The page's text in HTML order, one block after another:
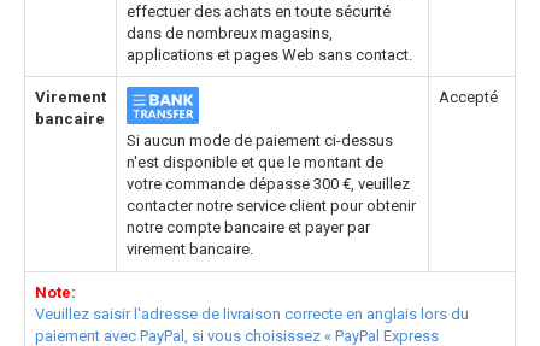
effectuer des achats en toute sécurité
dans de nombreux magasins,
applications et pages Web sans contact.
Virement
bancaire
Si aucun mode de paiement ci-dessus
n'est disponible et que le montant de
votre commande dépasse 300 €, veuillez
contacter notre service client pour obtenir
notre compte bancaire et payer par
virement bancaire.
Accepté
Note:
Veuillez saisir l'adresse de livraison correcte en anglais lors du
paiement avec PayPal, si vous choisissez « PayPal Express